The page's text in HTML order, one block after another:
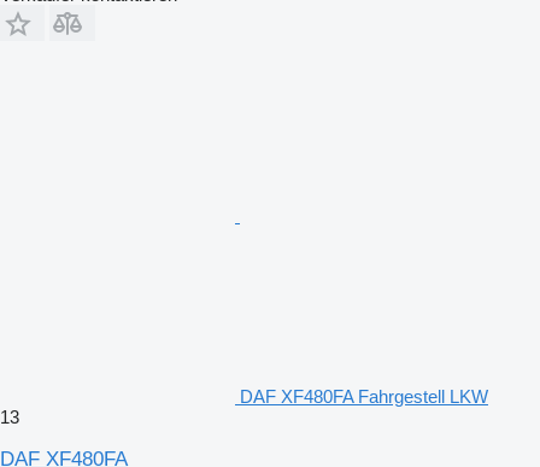
DAF XF480FA Fahrgestell LKW
13
DAF XF480FA